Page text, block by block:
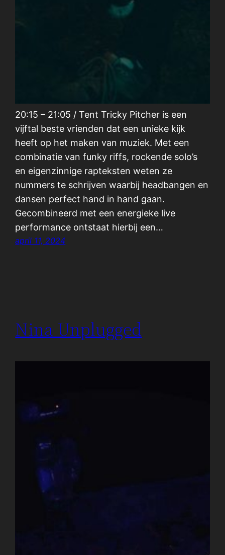
20:15 – 21:05 / Tent Tricky Pitcher is een
vijftal beste vrienden dat een unieke kijk
heeft op het maken van muziek. Met een
combinatie van funky riffs, rockende solo’s
en eigenzinnige rapteksten weten ze
nummers te schrijven waarbij headbangen en
dansen perfect hand in hand gaan.
Gecombineerd met een energieke live
performance ontstaat hierbij een…
april 11, 2024
Nina Unplugged